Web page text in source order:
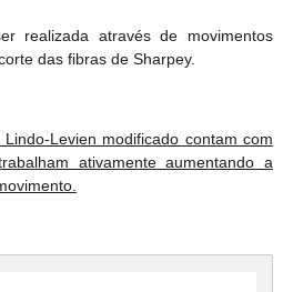
realizada através de movimentos
das fibras de Sharpey.
Levien modificado contam com
ativamente aumentando a